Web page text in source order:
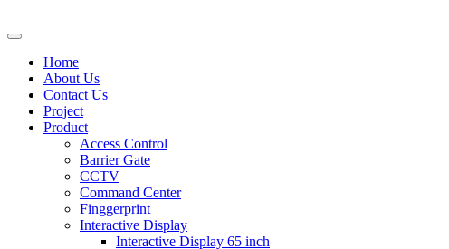
ke
Home
About Us
Contact Us
Project
Product
Access Control
Barrier Gate
CCTV
Command Center
Finggerprint
Interactive Display
Interactive Display 65 inch